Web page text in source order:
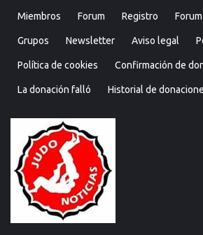
Miembros Forum Registro Forum
Grupos Newsletter Aviso legal
Política de cookies Confirmación de
La donación falló Historial de